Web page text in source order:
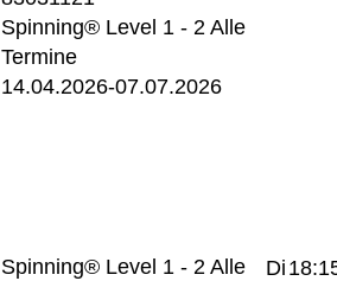
Spinning® Level 1 - 2 Alle
Termine
14.04.2026-07.07.2026
Spinning® Level 1 - 2 Alle
Di